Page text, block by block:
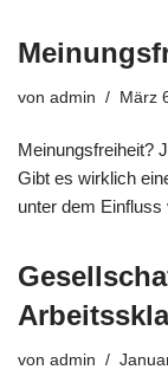
von admin März
Meinungsfreiheit?
Gibt es wirklich
unter dem
von admin